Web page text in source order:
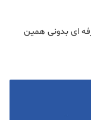
ای بدونی همین